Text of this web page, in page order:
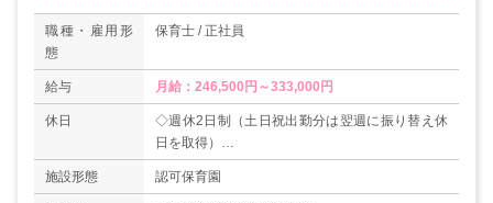
職種・雇用形
態
保育士 / 正社員
給与 月給：246,500円～333,000円
休日
◇週休2日制（土日祝出勤分は翌週に振り替え休
日を取得）
◇有給休暇（入社時に10日付与！※10月以降の
入社者は付与日数に規定あり）
施設形態 認可保育園